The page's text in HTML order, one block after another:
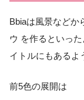
Bbiaは風景などか
ウ を作るといっ
イトルにもあるよ
前5色の展開は